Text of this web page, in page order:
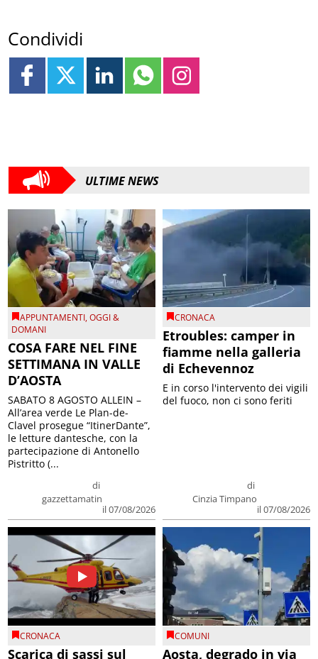
Condividi
ULTIME NEWS
APPUNTAMENTI,OGGI &
DOMANI
COSA FARE NEL FINE
SETTIMANA IN VALLE
D’AOSTA
di
gazzettamatin
il 07/08/2026
SABATO 8 AGOSTO ALLEIN –
All’area verde Le Plan-de-
Clavel prosegue “ItinerDante”,
le letture dantesche, con la
partecipazione di Antonello
Pistritto (...
CRONACA
Etroubles: camper in
fiamme nella galleria
di Echevennoz
di
Cinzia Timpano
il 07/08/2026
E in corso l'intervento dei vigili
del fuoco, non ci sono feriti
CRONACA
Scarica di sassi sul
COMUNI
Aosta, degrado in via